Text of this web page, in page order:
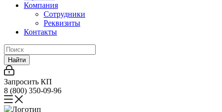
Компания
Сотрудники
Реквизиты
Контакты
Найти
Запросить КП
8 (800) 350-09-96